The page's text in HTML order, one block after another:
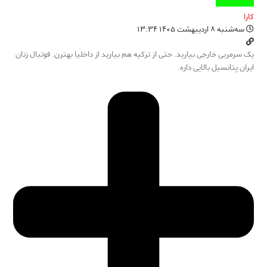
کارا
سه‌شنبه ۸ اردیبهشت ۱۴۰۵ ۱۳:۳۴
یک سرمربی خارجی بیارید. حتی از ترکیه هم بیارید از داخلیا بهترن. فوتبال زنان
ایران پتانسیل بالایی داره.